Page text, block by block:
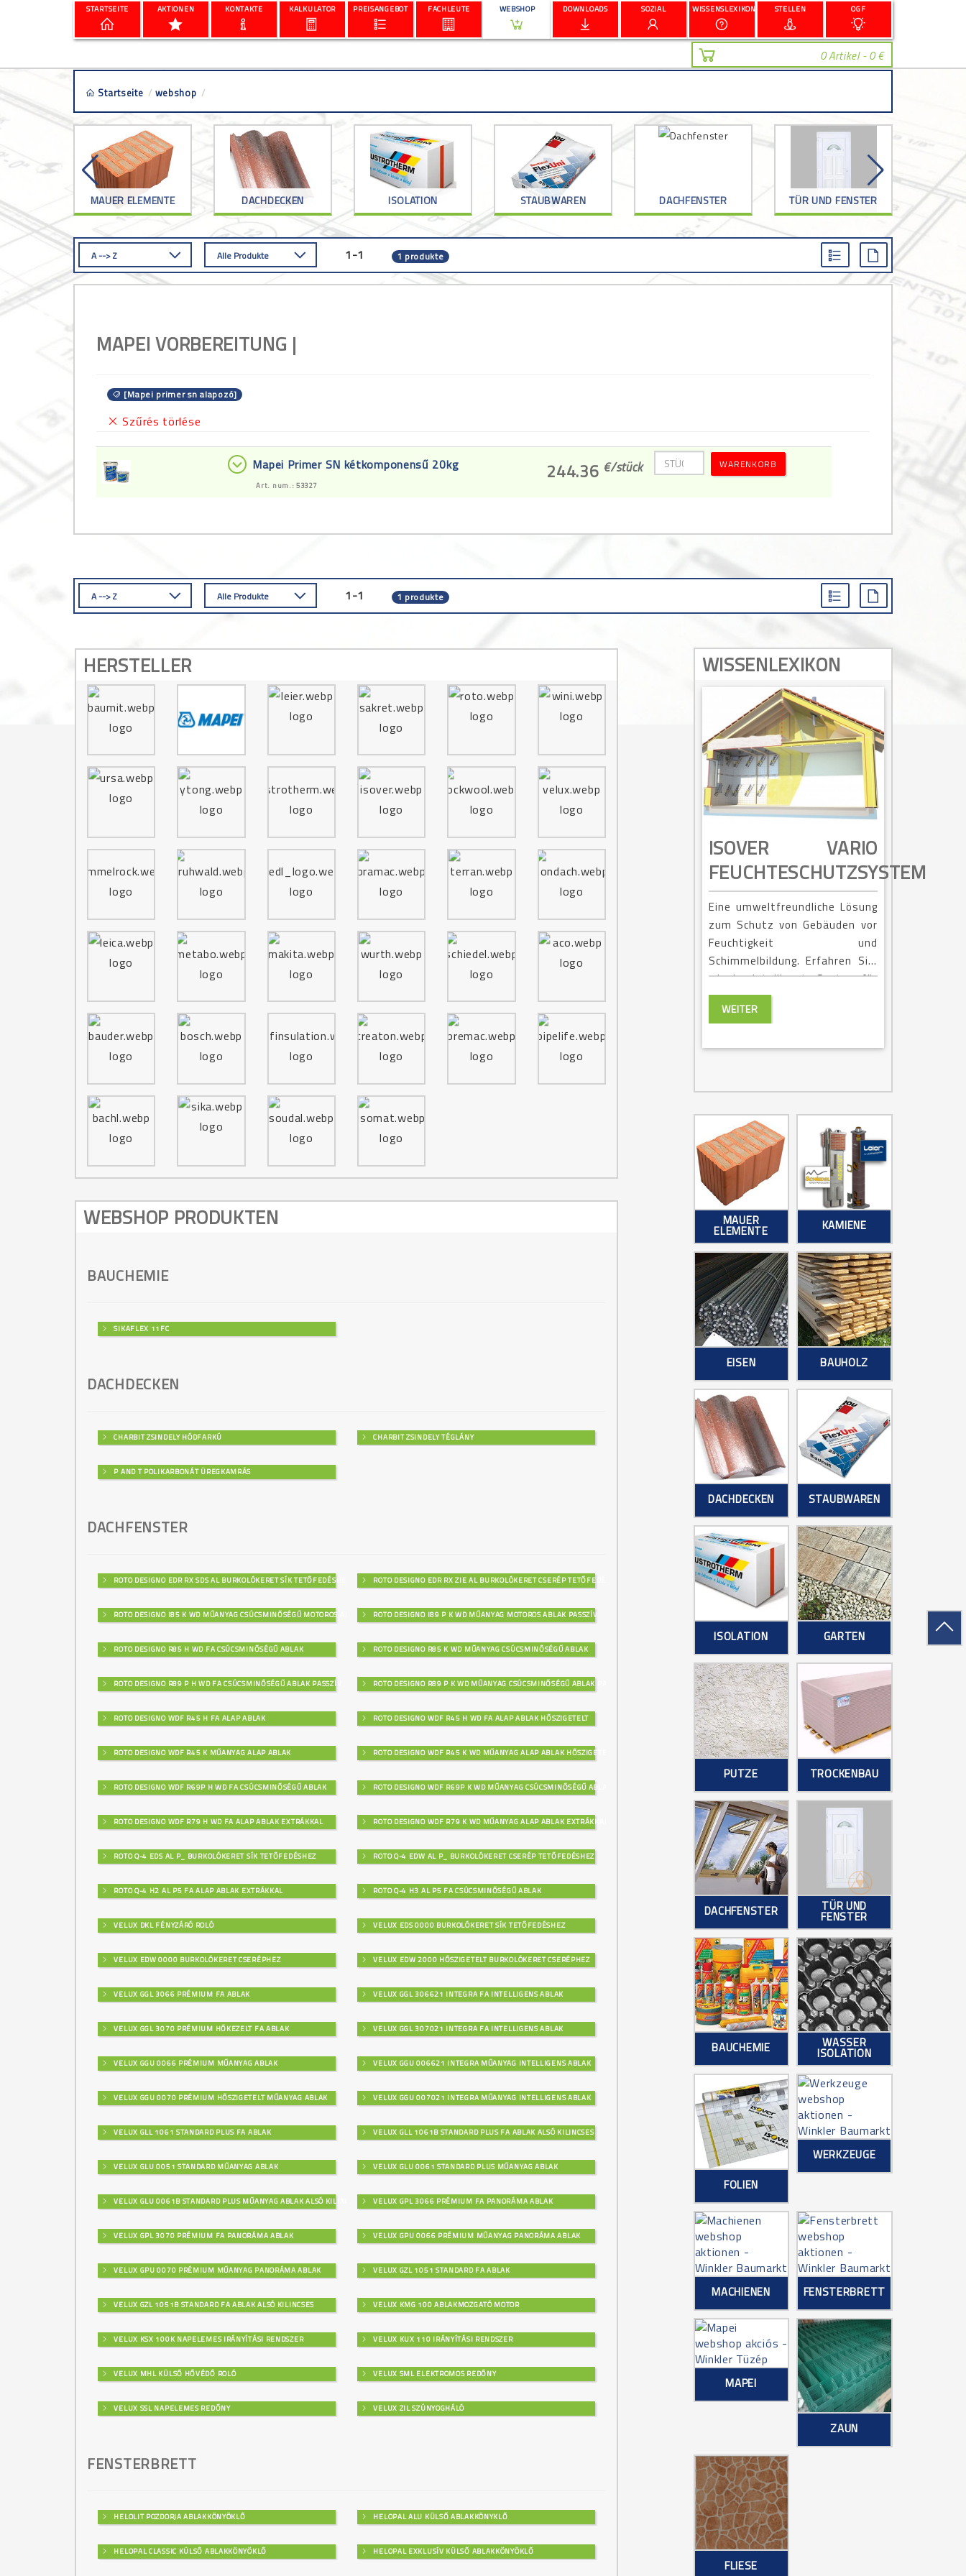
Startseite / webshop /
STARTSEITE AKTIONEN KONTAKTE KALKULATOR PREISANGEBOT FACHLEUTE WEBSHOP DOWNLOADS SOZIAL WISSENSLEXIKON STELLEN OGF
0 Artikel - 0 €
MAUER ELEMENTE DACHDECKEN ISOLATION STAUBWAREN DACHFENSTER TÜR UND FENSTER
A --> Z Alle Produkte 1-1 1 produkte
MAPEI VORBEREITUNG |
[Mapei primer sn alapozó]
Szűrés törlése
Mapei Primer SN kétkomponensű 20kg
Art. num.: 53327
244.36 €/stück WARENKORB
A --> Z Alle Produkte 1-1 1 produkte
HERSTELLER
WEBSHOP PRODUKTEN
BAUCHEMIE
SIKAFLEX 11FC
DACHDECKEN
CHARBIT ZSINDELY HÓDFARKÚ CHARBIT ZSINDELY TÉGLÁNY
P AND T POLIKARBONÁT ÜREGKAMRÁS
DACHFENSTER
ROTO DESIGNO EDR RX SDS AL BURKOLÓKERET SÍK TETŐFEDÉSHEZ ROTO DESIGNO EDR RX ZIE AL BURKOLÓKERET CSERÉP TETŐFEDÉSHEZ
ROTO DESIGNO I85 K WD MŰANYAG CSÚCSMINŐSÉGŰ MOTOROS ABLAK ROTO DESIGNO I89 P K WD MŰANYAG MOTOROS ABLAK PASSZÍV
ROTO DESIGNO R85 H WD FA CSÚCSMINŐSÉGŰ ABLAK ROTO DESIGNO R85 K WD MŰANYAG CSÚCSMINŐSÉGŰ ABLAK
ROTO DESIGNO R89 P H WD FA CSÚCSMINŐSÉGŰ ABLAK PASSZÍV ROTO DESIGNO R89 P K WD MŰANYAG CSÚCSMINŐSÉGŰ ABLAK PASSZÍV
ROTO DESIGNO WDF R45 H FA ALAP ABLAK ROTO DESIGNO WDF R45 H WD FA ALAP ABLAK HŐSZIGETELT
ROTO DESIGNO WDF R45 K MŰANYAG ALAP ABLAK ROTO DESIGNO WDF R45 K WD MŰANYAG ALAP ABLAK HŐSZIGETELT
ROTO DESIGNO WDF R69P H WD FA CSÚCSMINŐSÉGŰ ABLAK ROTO DESIGNO WDF R69P K WD MŰANYAG CSÚCSMINŐSÉGŰ ABLAK
ROTO DESIGNO WDF R79 H WD FA ALAP ABLAK EXTRÁKKAL ROTO DESIGNO WDF R79 K WD MŰANYAG ALAP ABLAK EXTRÁKKAL
ROTO Q-4 EDS AL P_ BURKOLÓKERET SÍK TETŐFEDÉSHEZ ROTO Q-4 EDW AL P_ BURKOLÓKERET CSERÉP TETŐFEDÉSHEZ
ROTO Q-4 H2 AL P5 FA ALAP ABLAK EXTRÁKKAL ROTO Q-4 H3 AL P5 FA CSÚCSMINŐSÉGŰ ABLAK
VELUX DKL FÉNYZÁRÓ ROLÓ VELUX EDS 0000 BURKOLÓKERET SÍK TETŐFEDÉSHEZ
VELUX EDW 0000 BURKOLÓKERET CSERÉPHEZ VELUX EDW 2000 HŐSZIGETELT BURKOLÓKERET CSERÉPHEZ
VELUX GGL 3066 PRÉMIUM FA ABLAK VELUX GGL 306621 INTEGRA FA INTELLIGENS ABLAK
VELUX GGL 3070 PRÉMIUM HŐKEZELT FA ABLAK VELUX GGL 307021 INTEGRA FA INTELLIGENS ABLAK
VELUX GGU 0066 PRÉMIUM MŰANYAG ABLAK VELUX GGU 006621 INTEGRA MŰANYAG INTELLIGENS ABLAK
VELUX GGU 0070 PRÉMIUM HŐSZIGETELT MŰANYAG ABLAK VELUX GGU 007021 INTEGRA MŰANYAG INTELLIGENS ABLAK
VELUX GLL 1061 STANDARD PLUS FA ABLAK VELUX GLL 1061B STANDARD PLUS FA ABLAK ALSÓ KILINCSES
VELUX GLU 0051 STANDARD MŰANYAG ABLAK VELUX GLU 0061 STANDARD PLUS MŰANYAG ABLAK
VELUX GLU 0061B STANDARD PLUS MŰANYAG ABLAK ALSÓ KILINCSES VELUX GPL 3066 PRÉMIUM FA PANORÁMA ABLAK
VELUX GPL 3070 PRÉMIUM FA PANORÁMA ABLAK VELUX GPU 0066 PRÉMIUM MŰANYAG PANORÁMA ABLAK
VELUX GPU 0070 PRÉMIUM MŰANYAG PANORÁMA ABLAK VELUX GZL 1051 STANDARD FA ABLAK
VELUX GZL 1051B STANDARD FA ABLAK ALSÓ KILINCSES VELUX KMG 100 ABLAKMOZGATÓ MOTOR
VELUX KSX 100K NAPELEMES IRÁNYÍTÁSI RENDSZER VELUX KUX 110 IRÁNYÍTÁSI RENDSZER
VELUX MHL KÜLSŐ HŐVÉDŐ ROLÓ VELUX SML ELEKTROMOS REDŐNY
VELUX SSL NAPELEMES REDŐNY VELUX ZIL SZÚNYOGHÁLÓ
FENSTERBRETT
HELOLIT POZDORJA ABLAKKÖNYÖKLŐ HELOPAL ALU KÜLSŐ ABLAKKÖNYKLŐ
HELOPAL CLASSIC KÜLSŐ ABLAKKÖNYÖKLŐ HELOPAL EXKLUSÍV KÜLSŐ ABLAKKÖNYÖKLŐ
WISSENLEXIKON
ISOVER VARIO
FEUCHTESCHUTZSYSTEM
Eine umweltfreundliche Lösung
zum Schutz von Gebäuden vor
Feuchtigkeit und
Schimmelbildung. Erfahren Sie,
wie das intelligente System für
ein gesundes Wohnklima sorgt.
WEITER
MAUER
ELEMENTE KAMIENE
EISEN BAUHOLZ
DACHDECKEN STAUBWAREN
ISOLATION GARTEN
PUTZE TROCKENBAU
DACHFENSTER TÜR UND
FENSTER
BAUCHEMIE WASSER
ISOLATION
FOLIEN
WERKZEUGE
MACHIENEN FENSTERBRETT
MAPEI
ZAUN
FLIESE